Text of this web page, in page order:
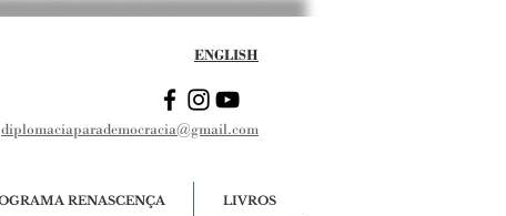
ENGLISH
diplomaciaparademocracia@gmail.com
RENASCENÇA LIVROS